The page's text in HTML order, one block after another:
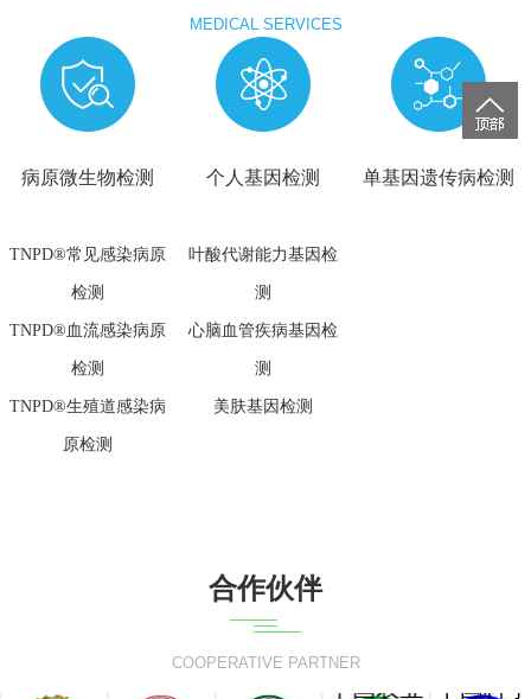
MEDICAL SERVICES
病原微生物检测
TNPD®常见感染病原
检测
TNPD®血流感染病原
检测
TNPD®生殖道感染病
原检测
个人基因检测
叶酸代谢能力基因检
测
心脑血管疾病基因检
测
美肤基因检测
单基因遗传病检测
合作伙伴
COOPERATIVE PARTNER
中国农业
中国科学